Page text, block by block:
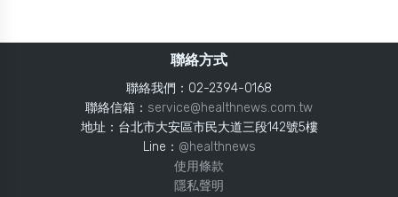
聯絡方式
聯絡我們：02-2394-0168
聯絡信箱： service@healthnews.com.tw
地址：台北市大安區市民大道三段142號5樓
Line： @healthnews
使用條款
隱私聲明